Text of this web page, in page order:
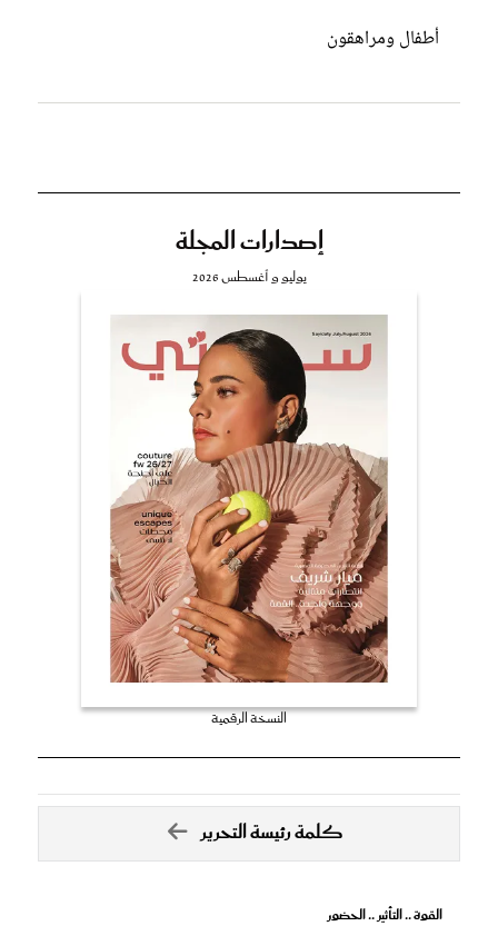
أطفال ومراهقون
إصدارات المجلة
يوليو و أغسطس 2026
النسخة الرقمية
كلمة رئيسة التحرير
القوة .. التأثير .. الحضور